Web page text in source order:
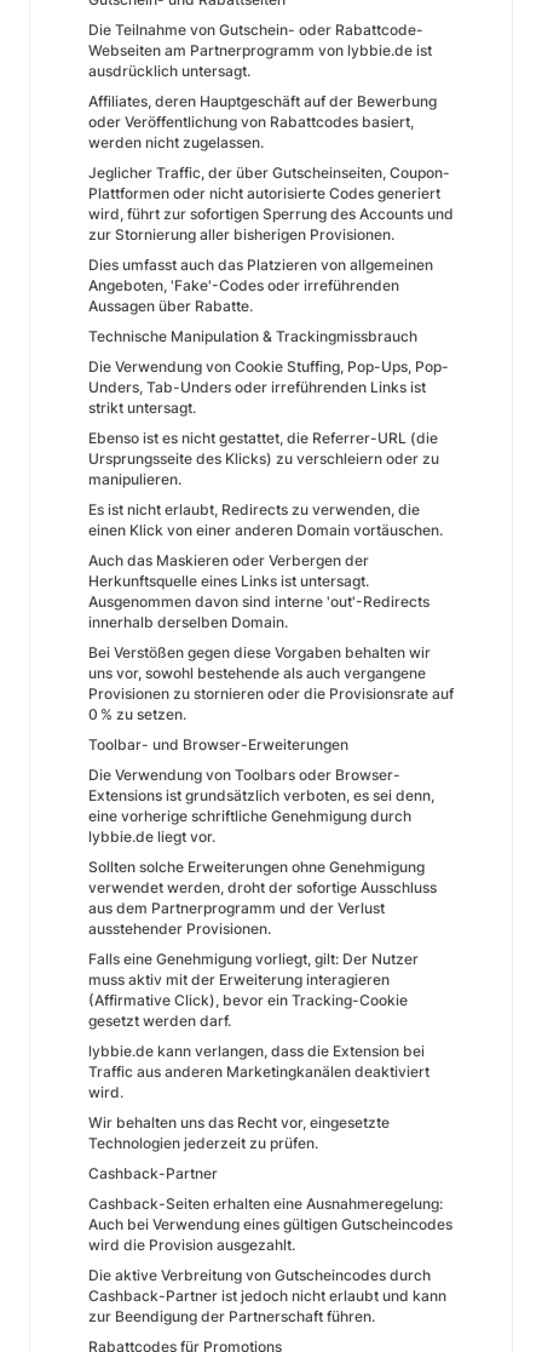
Die Teilnahme von Gutschein- oder Rabattcode-
Webseiten am Partnerprogramm von lybbie.de ist
ausdrücklich untersagt.
Affiliates, deren Hauptgeschäft auf der Bewerbung
oder Veröffentlichung von Rabattcodes basiert,
werden nicht zugelassen.
Jeglicher Traffic, der über Gutscheinseiten, Coupon-
Plattformen oder nicht autorisierte Codes generiert
wird, führt zur sofortigen Sperrung des Accounts und
zur Stornierung aller bisherigen Provisionen.
Dies umfasst auch das Platzieren von allgemeinen
Angeboten, 'Fake'-Codes oder irreführenden
Aussagen über Rabatte.
Technische Manipulation & Trackingmissbrauch
Die Verwendung von Cookie Stuffing, Pop-Ups, Pop-
Unders, Tab-Unders oder irreführenden Links ist
strikt untersagt.
Ebenso ist es nicht gestattet, die Referrer-URL (die
Ursprungsseite des Klicks) zu verschleiern oder zu
manipulieren.
Es ist nicht erlaubt, Redirects zu verwenden, die
einen Klick von einer anderen Domain vortäuschen.
Auch das Maskieren oder Verbergen der
Herkunftsquelle eines Links ist untersagt.
Ausgenommen davon sind interne 'out'-Redirects
innerhalb derselben Domain.
Bei Verstößen gegen diese Vorgaben behalten wir
uns vor, sowohl bestehende als auch vergangene
Provisionen zu stornieren oder die Provisionsrate auf
0 % zu setzen.
Toolbar- und Browser-Erweiterungen
Die Verwendung von Toolbars oder Browser-
Extensions ist grundsätzlich verboten, es sei denn,
eine vorherige schriftliche Genehmigung durch
lybbie.de liegt vor.
Sollten solche Erweiterungen ohne Genehmigung
verwendet werden, droht der sofortige Ausschluss
aus dem Partnerprogramm und der Verlust
ausstehender Provisionen.
Falls eine Genehmigung vorliegt, gilt: Der Nutzer
muss aktiv mit der Erweiterung interagieren
(Affirmative Click), bevor ein Tracking-Cookie
gesetzt werden darf.
lybbie.de kann verlangen, dass die Extension bei
Traffic aus anderen Marketingkanälen deaktiviert
wird.
Wir behalten uns das Recht vor, eingesetzte
Technologien jederzeit zu prüfen.
Cashback-Partner
Cashback-Seiten erhalten eine Ausnahmeregelung:
Auch bei Verwendung eines gültigen Gutscheincodes
wird die Provision ausgezahlt.
Die aktive Verbreitung von Gutscheincodes durch
Cashback-Partner ist jedoch nicht erlaubt und kann
zur Beendigung der Partnerschaft führen.
Rabattcodes für Promotions